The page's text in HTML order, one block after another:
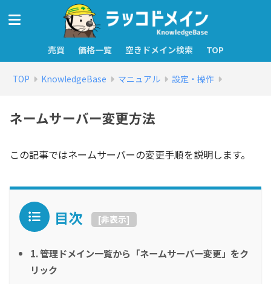
売買 価格一覧 空きドメイン検索 TOP
TOP KnowledgeBase マニュアル 設定・操作
ネームサーバー変更方法
この記事ではネームサーバーの変更手順を説明します。
目次 [非表示]
1. 管理ドメイン一覧から「ネームサーバー変更」をク
リック